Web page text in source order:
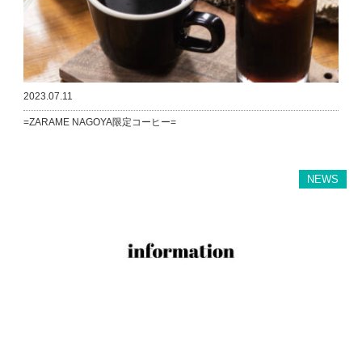
2023.07.11
=ZARAME NAGOYA限定コーヒー=
NEWS